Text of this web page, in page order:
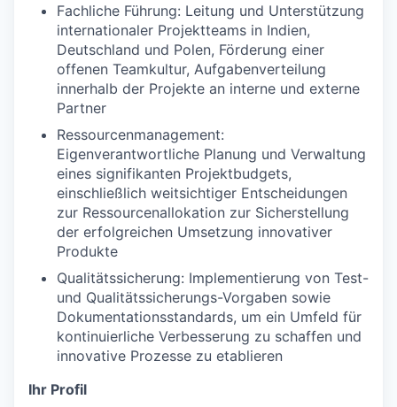
Fachliche Führung: Leitung und Unterstützung
internationaler Projektteams in Indien,
Deutschland und Polen, Förderung einer
offenen Teamkultur, Aufgabenverteilung
innerhalb der Projekte an interne und externe
Partner
Ressourcenmanagement:
Eigenverantwortliche Planung und Verwaltung
eines signifikanten Projektbudgets,
einschließlich weitsichtiger Entscheidungen
zur Ressourcenallokation zur Sicherstellung
der erfolgreichen Umsetzung innovativer
Produkte
Qualitätssicherung: Implementierung von Test-
und Qualitätssicherungs-Vorgaben sowie
Dokumentationsstandards, um ein Umfeld für
kontinuierliche Verbesserung zu schaffen und
innovative Prozesse zu etablieren
Ihr Profil